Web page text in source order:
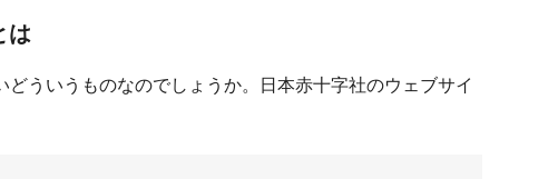
は
ういうものなのでしょうか。日本赤十字社のウェブサイ